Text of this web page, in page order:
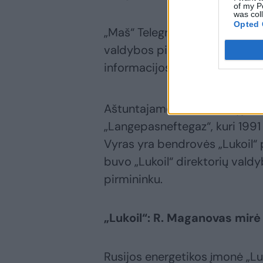
of my
was
Opted
„Maš“ Telegramo kanalo
valdybos pirmininkas galimai
informacijos patvirtinimo
Aštuntajame dešimtmetyje
„Langepasneftegaz“, kuri
Vyras yra bendrovės
buvo „Lukoil“ direktorių
pirmininku.
„Lukoil“: R. Maganovas
Rusijos energetikos įmonė